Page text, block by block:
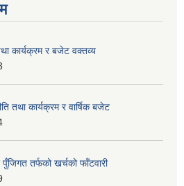
कार्यक्रम र बजेट वक्तव्य
तथा कार्यक्रम र वार्षिक बजेट
तर्फको खर्चको फाँटवारी